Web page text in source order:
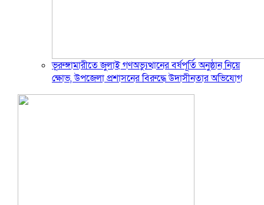
ভূরুঙ্গামারীতে জুলাই গণঅভ্যুত্থানের বর্ষপূর্তি অনুষ্ঠান নিয়ে
ক্ষোভ, উপজেলা প্রশাসনের বিরুদ্ধে উদাসীনতার অভিযোগ